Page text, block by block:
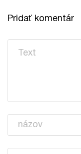
Pridať komentár